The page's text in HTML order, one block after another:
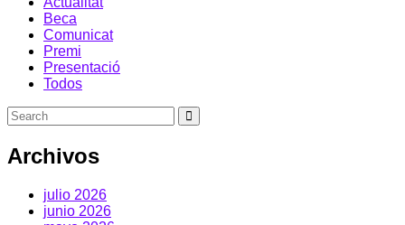
Beca
Comunicat
Premi
Presentació
Todos
Archivos
julio 2026
junio 2026